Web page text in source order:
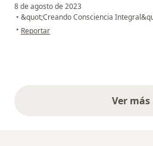
8 de agosto de 2023
• &quot;Creando Consciencia
• en opinión del usuario Vicky
Reportar
Ver más